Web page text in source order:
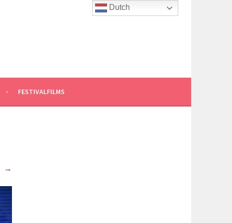
FESTIVALFILMS
Dutch